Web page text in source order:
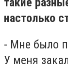
настолько
- Мне было
У меня